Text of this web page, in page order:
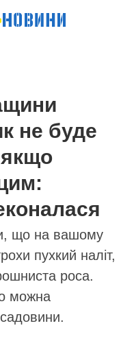
не буде
що на вашому
пухкий наліт,
роса.
можна